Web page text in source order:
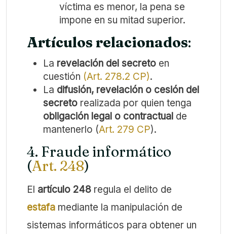
víctima es menor, la pena se
impone en su mitad superior.
Artículos relacionados:
La revelación del secreto en
cuestión (Art. 278.2 CP).
La difusión, revelación o cesión del
secreto realizada por quien tenga
obligación legal o contractual de
mantenerlo (Art. 279 CP).
4. Fraude informático
(Art. 248)
El artículo 248 regula el delito de
estafa mediante la manipulación de
sistemas informáticos para obtener un